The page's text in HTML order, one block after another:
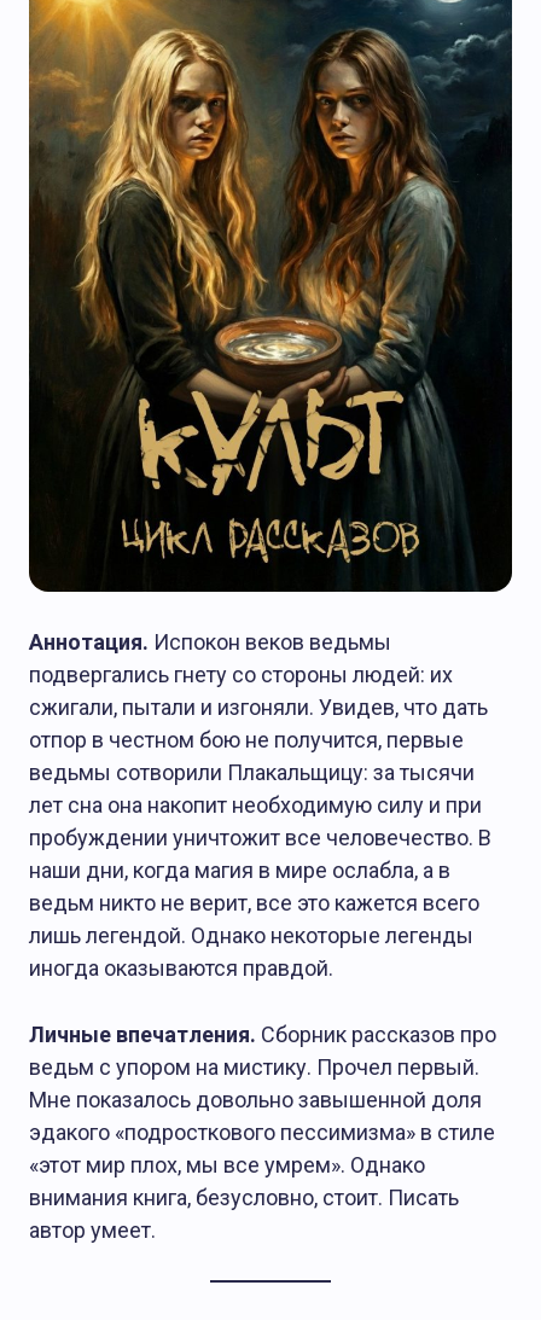
Аннотация. Испокон веков ведьмы
подвергались гнету со стороны людей: их
сжигали, пытали и изгоняли. Увидев, что дать
отпор в честном бою не получится, первые
ведьмы сотворили Плакальщицу: за тысячи
лет сна она накопит необходимую силу и при
пробуждении уничтожит все человечество. В
наши дни, когда магия в мире ослабла, а в
ведьм никто не верит, все это кажется всего
лишь легендой. Однако некоторые легенды
иногда оказываются правдой.
Личные впечатления. Сборник рассказов про
ведьм с упором на мистику. Прочел первый.
Мне показалось довольно завышенной доля
эдакого «подросткового пессимизма» в стиле
«этот мир плох, мы все умрем». Однако
внимания книга, безусловно, стоит. Писать
автор умеет.